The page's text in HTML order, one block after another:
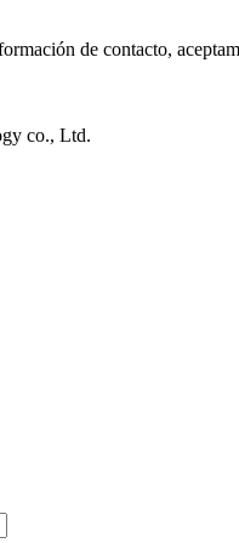
de contacto,
co., Ltd.